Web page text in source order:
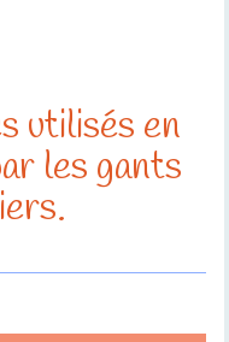
utilisés en
les gants